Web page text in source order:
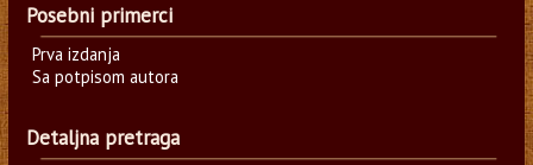
Posebni primerci
Prva izdanja
Sa potpisom autora
Detaljna pretraga